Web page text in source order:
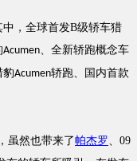
中，全球首发B级轿车猎
Acumen、全新轿跑概念车
豹Acumen轿跑、国内首款
虽然也带来了帕杰罗、09